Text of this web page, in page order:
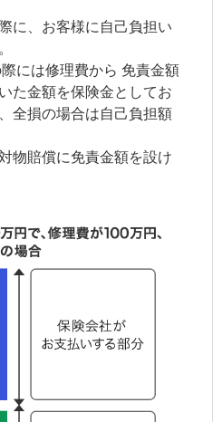
に、お客様に自己負担い
には修理費から 免責金額
た金額を保険金としてお
全損の場合は自己負担額
物賠償に免責金額を設け